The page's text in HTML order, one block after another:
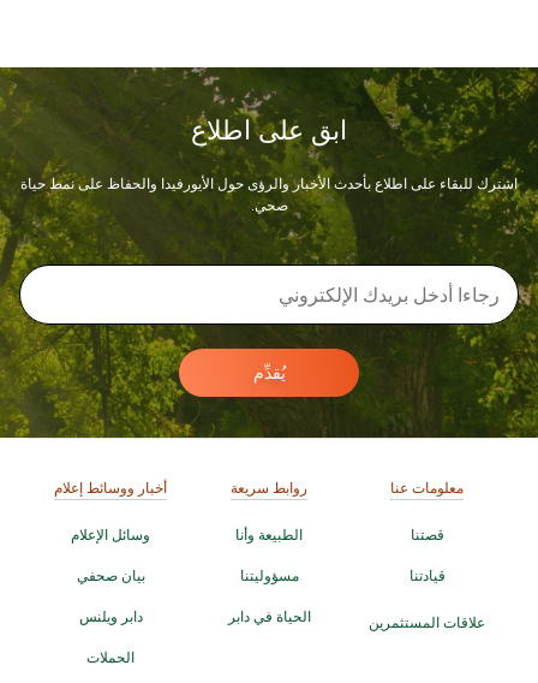
ابق على اطلاع
اشترك للبقاء على اطلاع بأحدث الأخبار والرؤى حول الأيورفيدا والحفاظ على نمط حياة
صحي.
يُقدِّم
معلومات عنا
قصتنا
قيادتنا
علاقات المستثمرين
روابط سريعة
الطبيعة وأنا
مسؤوليتنا
الحياة في دابر
أخبار ووسائط إعلام
وسائل الإعلام
بيان صحفي
دابر ويلنس
الحملات